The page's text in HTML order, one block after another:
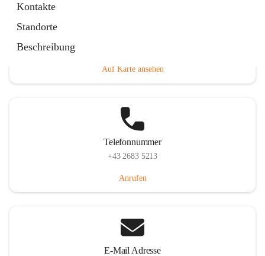
Kontakte
Standorte
Beschreibung
Auf Karte ansehen
Telefonnummer
+43 2683 5213
Anrufen
E-Mail Adresse